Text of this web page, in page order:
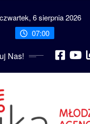
czwartek, 6 sierpnia 2026
07:00
Nas!